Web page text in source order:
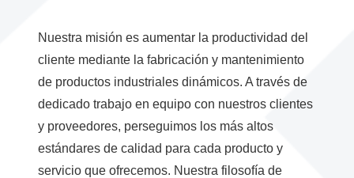
Nuestra misión es aumentar la productividad del
cliente mediante la fabricación y mantenimiento
de productos industriales dinámicos. A través de
dedicado trabajo en equipo con nuestros clientes
y proveedores, perseguimos los más altos
estándares de calidad para cada producto y
servicio que ofrecemos. Nuestra filosofía de